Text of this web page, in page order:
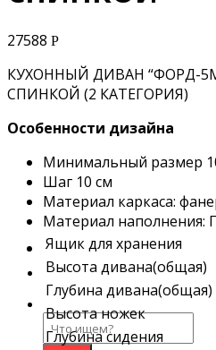
Search
for:
27588 Р
КУХОННЫЙ ДИВАН “ФОРД-
СПИНКОЙ (2 КАТЕГОРИЯ)
Особенности дизайна
Минимальный размер
Шаг 10 см
Материал каркаса:
Материал наполнения:
Ящик для хранения
Высота дивана(общая)
Глубина дивана(общая)
Высота ножек
Глубина сидения